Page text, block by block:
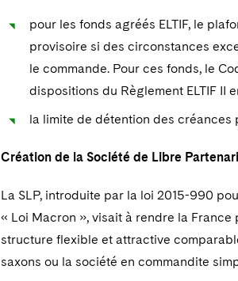
pour les fonds agréés ELTIF, le
provisoire si des circonstances
le commande. Pour ces fonds, le
dispositions du Règlement ELTIF II
la limite de détention des créances
Création de la Société de Libre
La SLP, introduite par la loi 2015-990
« Loi Macron », visait à rendre la
structure flexible et attractive
saxons ou la société en commandite